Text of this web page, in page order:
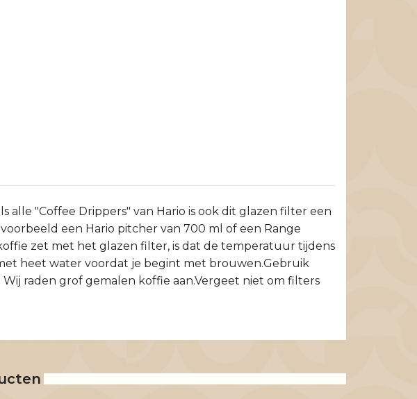
alle "Coffee Drippers" van Hario is ook dit glazen filter een
een Hario pitcher van 700 ml of een Range
zet met het glazen filter, is dat de temperatuur tijdens
heet water voordat je begint met brouwen.Gebruik
raden grof gemalen koffie aan.Vergeet niet om filters